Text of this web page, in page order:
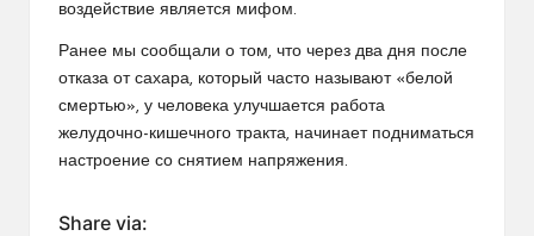
воздействие является мифом.
Ранее мы сообщали о том, что через два дня после
отказа от сахара, который часто называют «белой
смертью», у человека улучшается работа
желудочно-кишечного тракта, начинает подниматься
настроение со снятием напряжения.
Share via: